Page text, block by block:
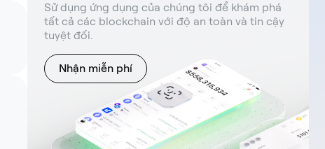
Sử dụng ứng dụng của chúng tôi để khám phá
tất cả các blockchain với độ an toàn và tin cậy
tuyệt đối.
Nhận miễn phí